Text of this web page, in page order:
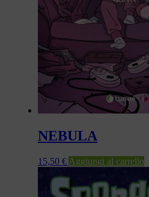
NEBULA
15,50 € Aggiungi al carrello